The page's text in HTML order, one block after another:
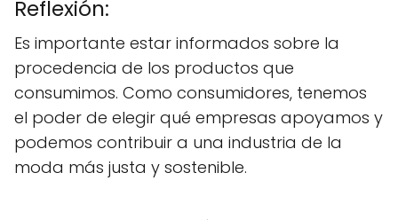
Reflexión:
Es importante estar informados sobre la
procedencia de los productos que
consumimos. Como consumidores, tenemos
el poder de elegir qué empresas apoyamos y
podemos contribuir a una industria de la
moda más justa y sostenible.